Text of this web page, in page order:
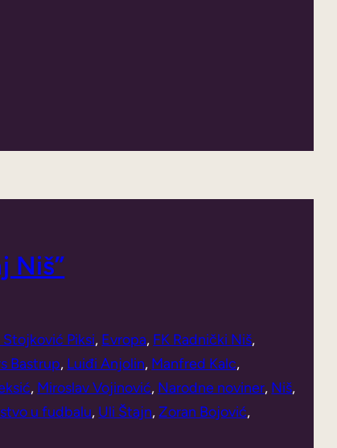
Niš”
Stojković Piksi, Evropa, FK Radnički Niš,
Bastrup, Luiđi Anjolin, Manfred Kalc,
, Miroslav Vojinović, Narodne noviner, Niš,
u fudbalu, Uli Štajn, Zoran Bojović,